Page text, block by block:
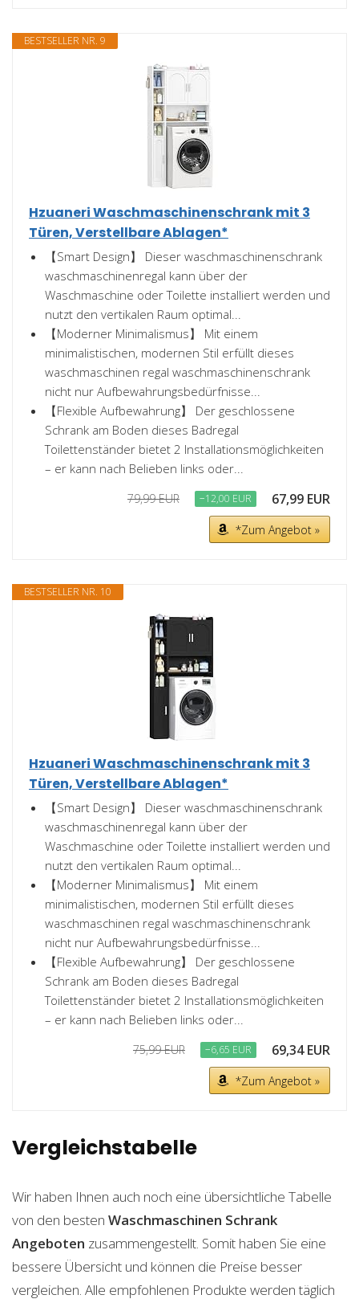
BESTSELLER NR. 9
Hzuaneri Waschmaschinenschrank mit 3
Türen, Verstellbare Ablagen*
【Smart Design】 Dieser waschmaschinenschrank
waschmaschinenregal kann über der
Waschmaschine oder Toilette installiert werden und
nutzt den vertikalen Raum optimal...
【Moderner Minimalismus】 Mit einem
minimalistischen, modernen Stil erfüllt dieses
waschmaschinen regal waschmaschinenschrank
nicht nur Aufbewahrungsbedürfnisse...
【Flexible Aufbewahrung】 Der geschlossene
Schrank am Boden dieses Badregal
Toilettenständer bietet 2 Installationsmöglichkeiten
– er kann nach Belieben links oder...
79,99 EUR −12,00 EUR 67,99 EUR
*Zum Angebot »
BESTSELLER NR. 10
Hzuaneri Waschmaschinenschrank mit 3
Türen, Verstellbare Ablagen*
【Smart Design】 Dieser waschmaschinenschrank
waschmaschinenregal kann über der
Waschmaschine oder Toilette installiert werden und
nutzt den vertikalen Raum optimal...
【Moderner Minimalismus】 Mit einem
minimalistischen, modernen Stil erfüllt dieses
waschmaschinen regal waschmaschinenschrank
nicht nur Aufbewahrungsbedürfnisse...
【Flexible Aufbewahrung】 Der geschlossene
Schrank am Boden dieses Badregal
Toilettenständer bietet 2 Installationsmöglichkeiten
– er kann nach Belieben links oder...
75,99 EUR −6,65 EUR 69,34 EUR
*Zum Angebot »
Vergleichstabelle
Wir haben Ihnen auch noch eine übersichtliche Tabelle
von den besten Waschmaschinen Schrank
Angeboten zusammengestellt. Somit haben Sie eine
bessere Übersicht und können die Preise besser
vergleichen. Alle empfohlenen Produkte werden täglich